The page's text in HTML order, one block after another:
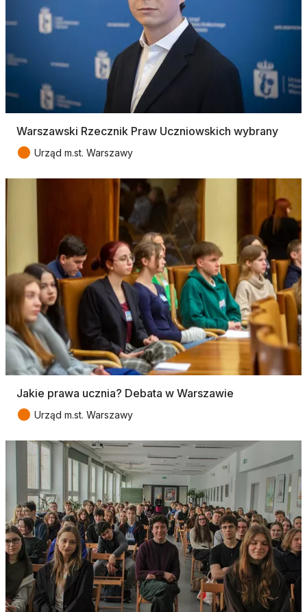
Warszawski Rzecznik Praw Uczniowskich wybrany
● Urząd m.st. Warszawy
Jakie prawa ucznia? Debata w Warszawie
● Urząd m.st. Warszawy